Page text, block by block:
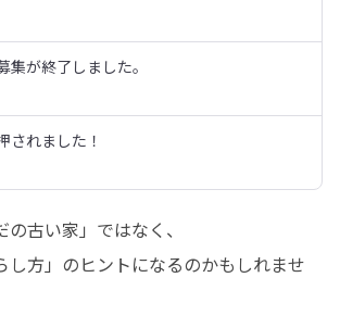
集が終了しました。
されました！
古い家」ではなく、
し方」のヒントになるのかもしれませ